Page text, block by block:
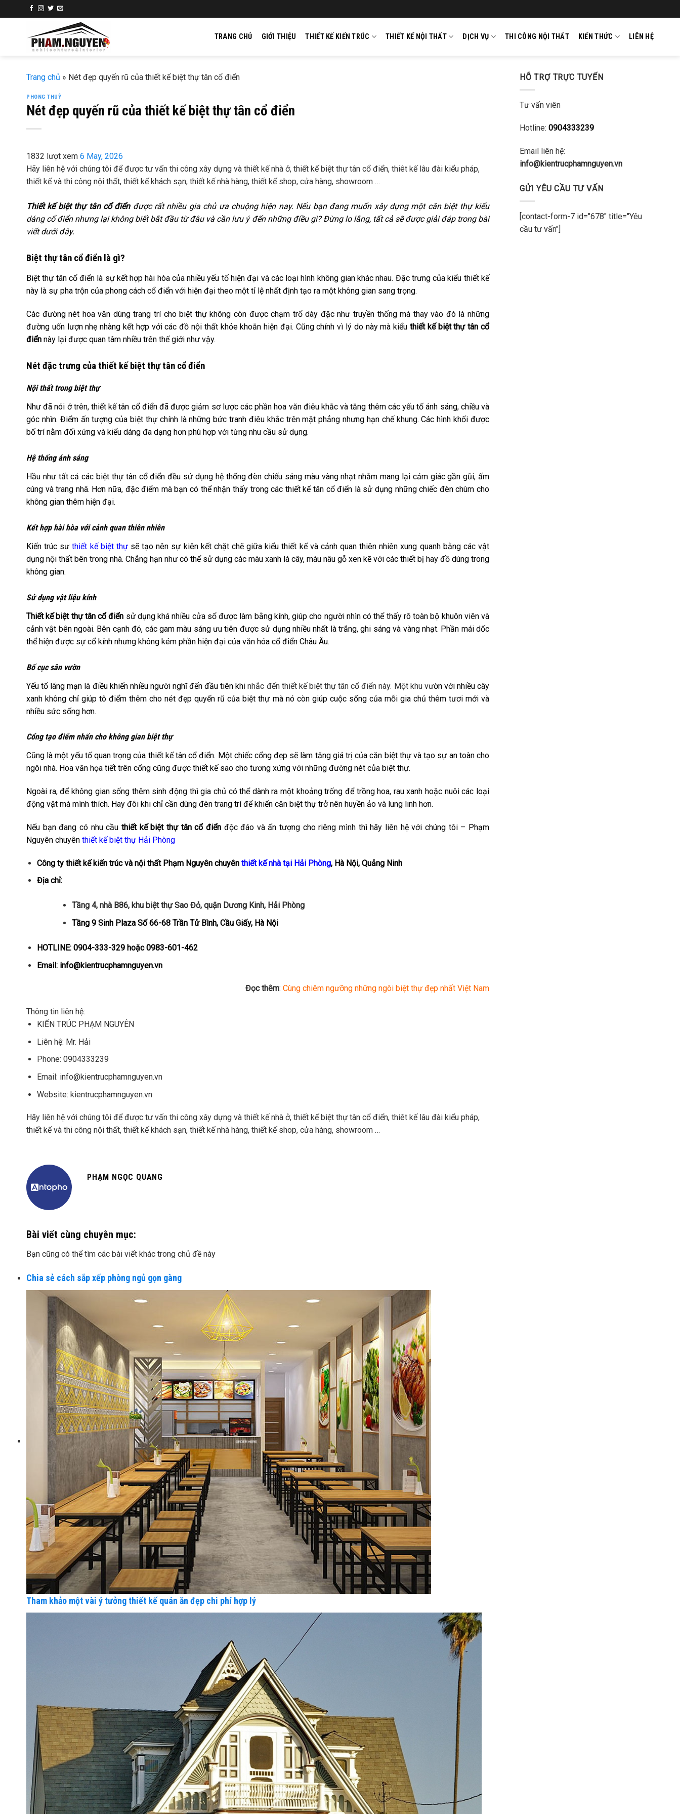
to
TRANG CHỦ GIỚI THIỆU THIẾT KẾ KIẾN TRÚC THIẾT KẾ NỘI THẤT DỊCH VỤ THI CÔNG NỘI THẤT KIẾN THỨC LIÊN HỆ
Trang chủ » Nét đẹp quyến rũ của thiết kế biệt thự tân cổ điển
PHONG THUỶ
Nét đẹp quyến rũ của thiết kế biệt thự tân cổ điển
1832 lượt xem 6 May, 2026
Hãy liên hệ với chúng tôi để được tư vấn thi công xây dựng và thiết kế nhà ở, thiết kế biệt thự tân cổ điển, thiêt kế lâu đài kiểu pháp,
thiết kế và thi công nội thất, thiết kế khách sạn, thiết kế nhà hàng, thiết kế shop, cửa hàng, showroom …
Thiết kế biệt thự tân cổ điểnđược rất nhiều gia chủ ưa chuộng hiện nay. Nếu bạn đang muốn xây dựng một căn biệt thự kiểu
dáng cổ điển nhưng lại không biết bắt đầu từ đâu và cần lưu ý đến những điều gì? Đừng lo lắng, tất cả sẽ được giải đáp trong bài
viết dưới đây.
Biệt thự tân cổ điển là gì?
Biệt thự tân cổ điển là sự kết hợp hài hòa của nhiều yếu tố hiện đại và các loại hình không gian khác nhau. Đặc trưng của kiểu thiết kế
này là sự pha trộn của phong cách cổ điển với hiện đại theo một tỉ lệ nhất định tạo ra một không gian sang trọng.
Các đường nét hoa văn dùng trang trí cho biệt thự không còn được chạm trổ dày đặc như truyền thống mà thay vào đó là những
đường uốn lượn nhẹ nhàng kết hợp với các đồ nội thất khỏe khoắn hiện đại. Cũng chính vì lý do này mà kiểuthiết kế biệt thự tân cổ
điển này lại được quan tâm nhiều trên thế giới như vậy.
Nét đặc trưng của thiết kế biệt thự tân cổ điển
Nội thất trong biệt thự
Như đã nói ở trên, thiết kế tân cổ điển đã được giảm sơ lược các phần hoa văn điêu khắc và tăng thêm các yếu tố ánh sáng, chiều và
góc nhìn. Điểm ấn tượng của biệt thự chính là những bức tranh điêu khắc trên mặt phẳng nhưng hạn chế khung. Các hình khối được
bố trí nằm đối xứng và kiểu dáng đa dạng hơn phù hợp với từng nhu cầu sử dụng.
Hệ thống ánh sáng
Hầu như tất cả các biệt thự tân cổ điển đều sử dụng hệ thống đèn chiếu sáng màu vàng nhạt nhằm mang lại cảm giác gần gũi, ấm
cúng và trang nhã. Hơn nữa, đặc điểm mà bạn có thể nhận thấy trong các thiết kế tân cổ điển là sử dụng những chiếc đèn chùm cho
không gian thêm hiện đại.
Kết hợp hài hòa với cảnh quan thiên nhiên
Kiến trúc sưthiết kế biệt thự sẽ tạo nên sự kiên kết chặt chẽ giữa kiểu thiết kế và cảnh quan thiên nhiên xung quanh bằng các vật
dụng nội thất bên trong nhà. Chẳng hạn như có thể sử dụng các màu xanh lá cây, màu nâu gỗ xen kẽ với các thiết bị hay đồ dùng trong
không gian.
Sử dụng vật liệu kính
Thiết kế biệt thự tân cổ điển sử dụng khá nhiều cửa sổ được làm bằng kính, giúp cho người nhìn có thể thấy rõ toàn bộ khuôn viên và
cảnh vật bên ngoài. Bên cạnh đó, các gam màu sáng ưu tiên được sử dụng nhiều nhất là trắng, ghi sáng và vàng nhạt. Phần mái dốc
thể hiện được sự cổ kính nhưng không kém phần hiện đại của văn hóa cổ điển Châu Âu.
Bố cục sân vườn
Yếu tố lãng mạn là điều khiến nhiều người nghĩ đến đầu tiên khi nhắc đến thiết kế biệt thự tân cổ điển này. Một khu vườn với nhiều cây
xanh không chỉ giúp tô điểm thêm cho nét đẹp quyến rũ của biệt thự mà nó còn giúp cuộc sống của mỗi gia chủ thêm tươi mới và
nhiều sức sống hơn.
Cổng tạo điểm nhấn cho không gian biệt thự
Cũng là một yếu tố quan trọng của thiết kế tân cổ điển. Một chiếc cổng đẹp sẽ làm tăng giá trị của căn biệt thự và tạo sự an toàn cho
ngôi nhà. Hoa văn họa tiết trên cổng cũng được thiết kế sao cho tương xứng với những đường nét của biệt thự.
Ngoài ra, để không gian sống thêm sinh động thì gia chủ có thể dành ra một khoảng trống để trồng hoa, rau xanh hoặc nuôi các loại
động vật mà mình thích. Hay đôi khi chỉ cần dùng đèn trang trí để khiến căn biệt thự trở nên huyền ảo và lung linh hơn.
Nếu bạn đang có nhu cầu thiết kế biệt thự tân cổ điểnđộc đáo và ấn tượng cho riêng mình thì hãy liên hệ với chúng tôi – Phạm
Nguyên chuyên thiết kế biệt thự Hải Phòng
Công ty thiết kế kiến trúc và nội thất Phạm Nguyên chuyên thiết kế nhà tại Hải Phòng, Hà Nội, Quảng Ninh
Địa chỉ:
Tầng 4, nhà B86, khu biệt thự Sao Đỏ, quận Dương Kinh, Hải Phòng
Tầng 9 Sinh Plaza Số 66-68 Trần Tử Bình, Cầu Giấy, Hà Nội
HOTLINE: 0904-333-329 hoặc 0983-601-462
Email: info@kientrucphamnguyen.vn
Đọc thêm: Cùng chiêm ngưỡng những ngôi biệt thự đẹp nhất Việt Nam
Thông tin liên hệ:
KIẾN TRÚC PHẠM NGUYÊN
Liên hệ: Mr. Hải
Phone: 0904333239
Email: info@kientrucphamnguyen.vn
Website: kientrucphamnguyen.vn
Hãy liên hệ với chúng tôi để được tư vấn thi công xây dựng và thiết kế nhà ở, thiết kế biệt thự tân cổ điển, thiêt kế lâu đài kiểu pháp,
thiết kế và thi công nội thất, thiết kế khách sạn, thiết kế nhà hàng, thiết kế shop, cửa hàng, showroom …
PHẠM NGỌC QUANG
Bài viết cùng chuyên mục:
Bạn cũng có thể tìm các bài viết khác trong chủ đề này
Chia sẻ cách sắp xếp phòng ngủ gọn gàng
Tham khảo một vài ý tưởng thiết kế quán ăn đẹp chi phí hợp lý
HỖ TRỢ TRỰC TUYẾN
Tư vấn viên
Hotline: 0904333239
Email liên hệ:
info@kientrucphamnguyen.vn
GỬI YÊU CẦU TƯ VẤN
[contact-form-7 id="678" title="Yêu
cầu tư vấn"]